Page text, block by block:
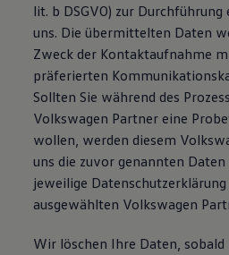
lit. b DSGVO) zur
uns. Die übermittelten Daten
Zweck der Kontaktaufnahme
präferierten
Sollten Sie während des
Volkswagen Partner eine
wollen, werden diesem
uns die zuvor genannten
jeweilige
ausgewählten Volkswagen
Wir löschen Ihre Daten,